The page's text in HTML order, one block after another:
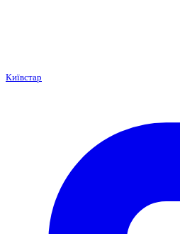
Київстар